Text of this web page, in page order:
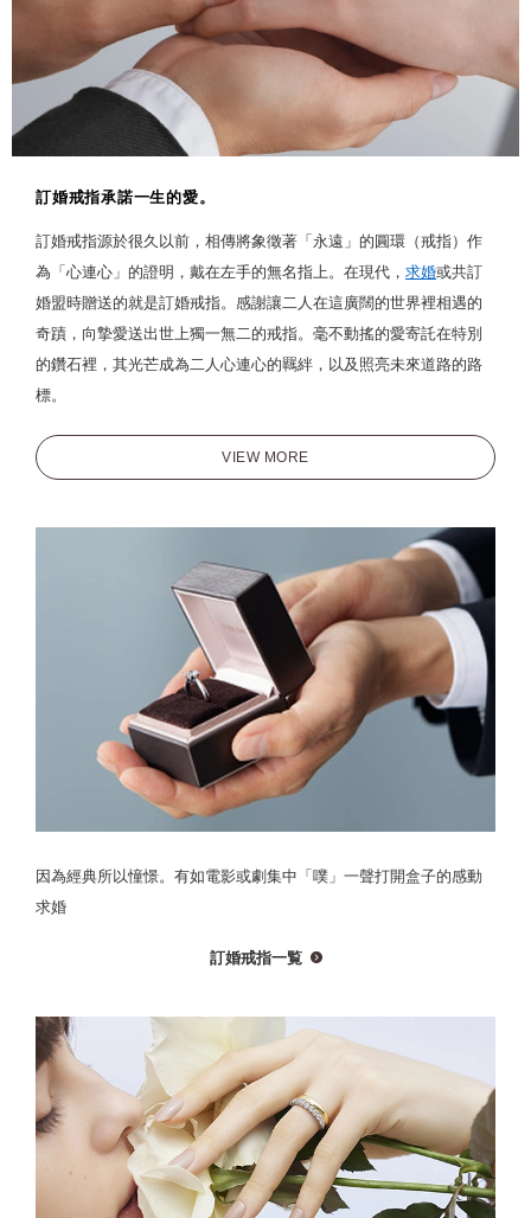
訂婚戒指承諾一生的愛。
訂婚戒指源於很久以前，相傳將象徵著「永遠」的圓環（戒指）作
為「心連心」的證明，戴在左手的無名指上。在現代， 求婚或共訂
婚盟時贈送的就是訂婚戒指。感謝讓二人在這廣闊的世界裡相遇的
奇蹟，向摯愛送出世上獨一無二的戒指。毫不動搖的愛寄託在特別
的鑽石裡，其光芒成為二人心連心的羈絆，以及照亮未來道路的路
標。
VIEW MORE
因為經典所以憧憬。有如電影或劇集中「噗」一聲打開盒子的感動
求婚
訂婚戒指一覧